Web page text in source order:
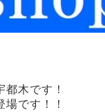
木です！
です！！